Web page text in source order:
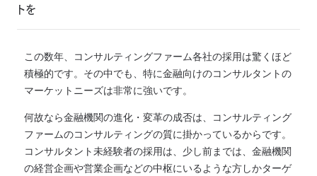
トを
この数年、コンサルティングファーム各社の採用は驚くほど
積極的です。その中でも、特に金融向けのコンサルタントの
マーケットニーズは非常に強いです。
何故なら金融機関の進化・変革の成否は、コンサルティング
ファームのコンサルティングの質に掛かっているからです。
コンサルタント未経験者の採用は、少し前までは、金融機関
の経営企画や営業企画などの中枢にいるような方しかターゲ